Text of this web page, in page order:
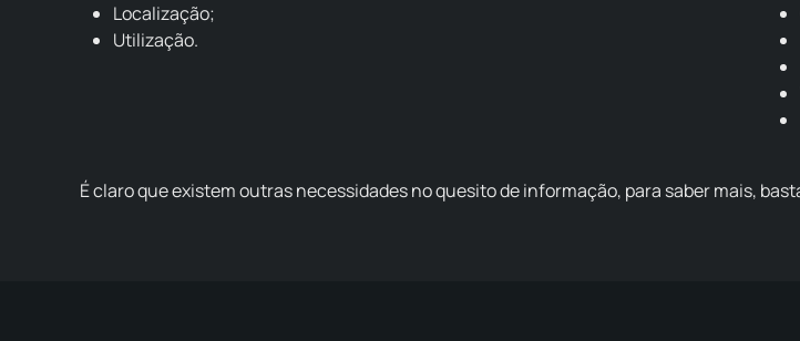
Localização;
Utilização.
É claro que existem outras necessidades no quesito de informação, para saber mais,